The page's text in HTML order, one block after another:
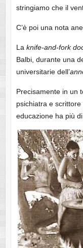
stringiamo che il
C’è poi una nota
La knife-and-fork
Balbi, durante una
universitarie dell’
Precisamente in un
psichiatra e
educazione ha più